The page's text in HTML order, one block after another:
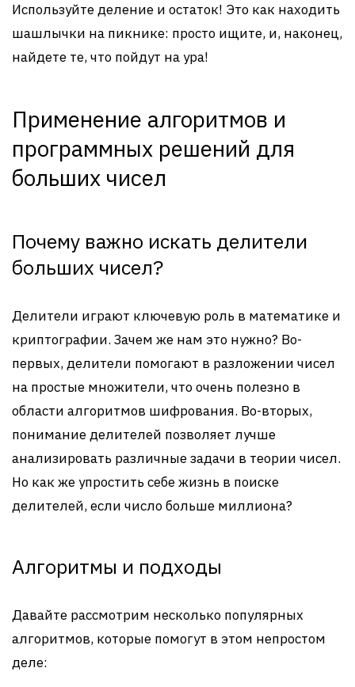
Используйте деление и остаток! Это как находить
шашлычки на пикнике: просто ищите, и, наконец,
найдете те, что пойдут на ура!
Применение алгоритмов и
программных решений для
больших чисел
Почему важно искать делители
больших чисел?
Делители играют ключевую роль в математике и
криптографии. Зачем же нам это нужно? Во-
первых, делители помогают в разложении чисел
на простые множители, что очень полезно в
области алгоритмов шифрования. Во-вторых,
понимание делителей позволяет лучше
анализировать различные задачи в теории чисел.
Но как же упростить себе жизнь в поиске
делителей, если число больше миллиона?
Алгоритмы и подходы
Давайте рассмотрим несколько популярных
алгоритмов, которые помогут в этом непростом
деле: